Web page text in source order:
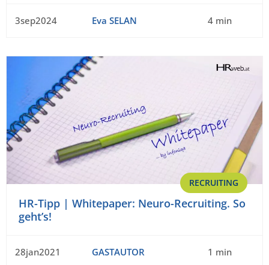
3sep2024 Eva SELAN 4 min
RECRUITING
HR-Tipp | Whitepaper: Neuro-Recruiting. So
geht’s!
28jan2021 GASTAUTOR 1 min